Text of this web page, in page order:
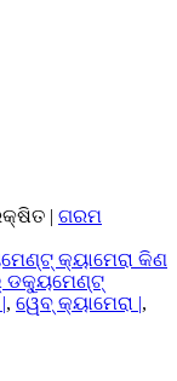
| ଗରମ
କ୍ୟାମେରା କିଣ
ଡକ୍ୟୁମେଣ୍ଟ୍
, ୱେବ୍ କ୍ୟାମେରା |,